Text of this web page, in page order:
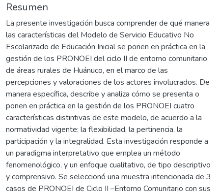
Resumen
La presente investigación busca comprender de qué manera
las características del Modelo de Servicio Educativo No
Escolarizado de Educación Inicial se ponen en práctica en la
gestión de los PRONOEI del ciclo II de entorno comunitario
de áreas rurales de Huánuco, en el marco de las
percepciones y valoraciones de los actores involucrados. De
manera específica, describe y analiza cómo se presenta o
ponen en práctica en la gestión de los PRONOEI cuatro
características distintivas de este modelo, de acuerdo a la
normatividad vigente: la flexibilidad, la pertinencia, la
participación y la integralidad. Esta investigación responde a
un paradigma interpretativo que emplea un método
fenomenológico, y un enfoque cualitativo, de tipo descriptivo
y comprensivo. Se seleccionó una muestra intencionada de 3
casos de PRONOEI de Ciclo II –Entorno Comunitario con sus